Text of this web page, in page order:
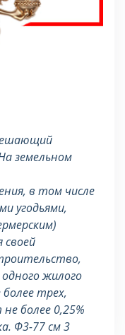
земельном
в том числе
угодьями,
своей
жилого
трех,
более 0,25%
Ф3-77 см 3